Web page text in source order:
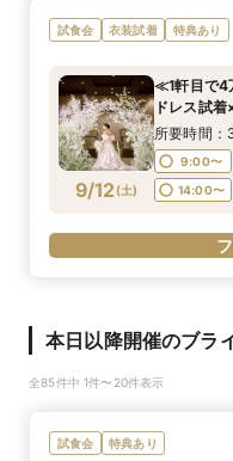
試食会 衣装試着 特典あり
9/12(土)
≪1軒目で4
ドレス試
所要時間：
9:00〜
14:00〜
本日以降開催のブラ
全85件中 1件〜20件表示
試食会 特典あり